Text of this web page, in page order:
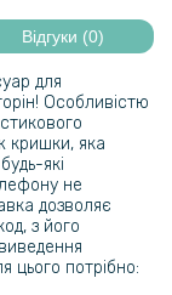
Galaxy S23 Ultra
S23 Ultra на
Відгуки (0)
для
Особливістю
кришки, яка
які
не
дозволяє
з його
цього потрібно: